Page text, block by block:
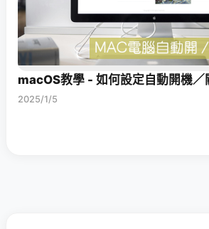
macOS教學 - 如何設定自動開機／
2025/1/5